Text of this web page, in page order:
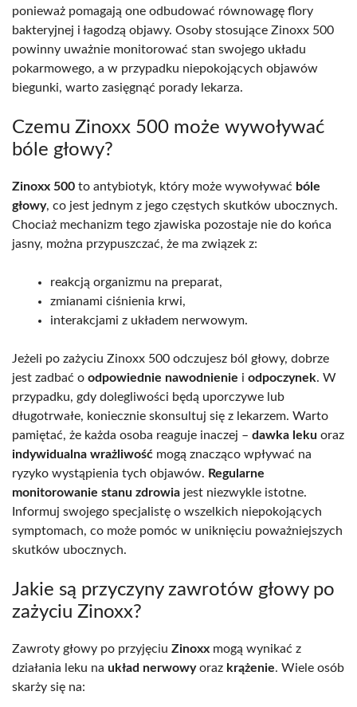
ponieważ pomagają one odbudować równowagę flory
bakteryjnej i łagodzą objawy. Osoby stosujące Zinoxx 500
powinny uważnie monitorować stan swojego układu
pokarmowego, a w przypadku niepokojących objawów
biegunki, warto zasięgnąć porady lekarza.
Czemu Zinoxx 500 może wywoływać
bóle głowy?
Zinoxx 500 to antybiotyk, który może wywoływać bóle
głowy, co jest jednym z jego częstych skutków ubocznych.
Chociaż mechanizm tego zjawiska pozostaje nie do końca
jasny, można przypuszczać, że ma związek z:
reakcją organizmu na preparat,
zmianami ciśnienia krwi,
interakcjami z układem nerwowym.
Jeżeli po zażyciu Zinoxx 500 odczujesz ból głowy, dobrze
jest zadbać o odpowiednie nawodnienie i odpoczynek. W
przypadku, gdy dolegliwości będą uporczywe lub
długotrwałe, koniecznie skonsultuj się z lekarzem. Warto
pamiętać, że każda osoba reaguje inaczej – dawka leku oraz
indywidualna wrażliwość mogą znacząco wpływać na
ryzyko wystąpienia tych objawów. Regularne
monitorowanie stanu zdrowia jest niezwykle istotne.
Informuj swojego specjalistę o wszelkich niepokojących
symptomach, co może pomóc w uniknięciu poważniejszych
skutków ubocznych.
Jakie są przyczyny zawrotów głowy po
zażyciu Zinoxx?
Zawroty głowy po przyjęciu Zinoxx mogą wynikać z
działania leku na układ nerwowyoraz krążenie. Wiele osób
skarży się na: